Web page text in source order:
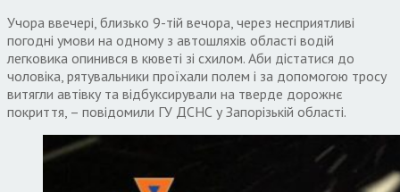
Учора ввечері, близько 9-тій вечора, через несприятливі
погодні умови на одному з автошляхів області водій
легковика опинився в кюветі зі схилом. Аби дістатися до
чоловіка, рятувальники проїхали полем і за допомогою тросу
витягли автівку та відбуксирували на тверде дорожнє
покриття, – повідомили ГУ ДСНС у Запорізькій області.